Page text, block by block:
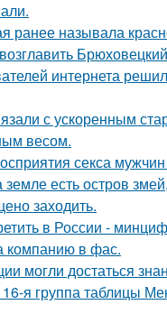
ранее называла
интернета
с ускоренным
весом.
секса
есть остров
заходить.
в России -
компанию в фас.
могли достаться
я группа таблицы